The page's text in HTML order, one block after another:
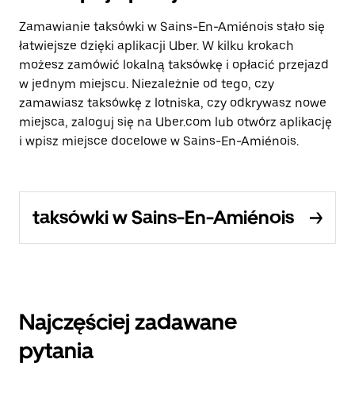
Zamawianie taksówki w Sains-En-Amiénois stało się
łatwiejsze dzięki aplikacji Uber. W kilku krokach
możesz zamówić lokalną taksówkę i opłacić przejazd
w jednym miejscu. Niezależnie od tego, czy
zamawiasz taksówkę z lotniska, czy odkrywasz nowe
miejsca, zaloguj się na Uber.com lub otwórz aplikację
i wpisz miejsce docelowe w Sains-En-Amiénois.
taksówki w Sains-En-Amiénois
Najczęściej zadawane
pytania